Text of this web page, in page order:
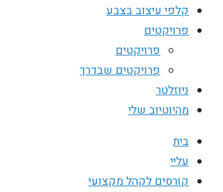
קלפי עיצוב בצבע
פרויקטים
פרויקטים
פרויקטים שבדרך
ניוזלטר
מהיוטיוב שלי
בית
עליי
קורסים לקהל מקצועי